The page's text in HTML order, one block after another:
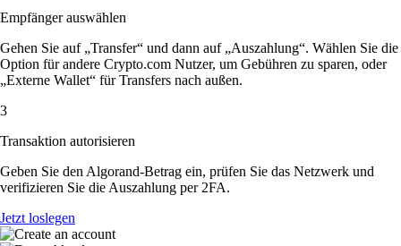
Empfänger auswählen
Gehen Sie auf „Transfer“ und dann auf „Auszahlung“. Wählen Sie die
Option für andere Crypto.com Nutzer, um Gebühren zu sparen, oder
„Externe Wallet“ für Transfers nach außen.
3
Transaktion autorisieren
Geben Sie den Algorand-Betrag ein, prüfen Sie das Netzwerk und
verifizieren Sie die Auszahlung per 2FA.
Jetzt loslegen